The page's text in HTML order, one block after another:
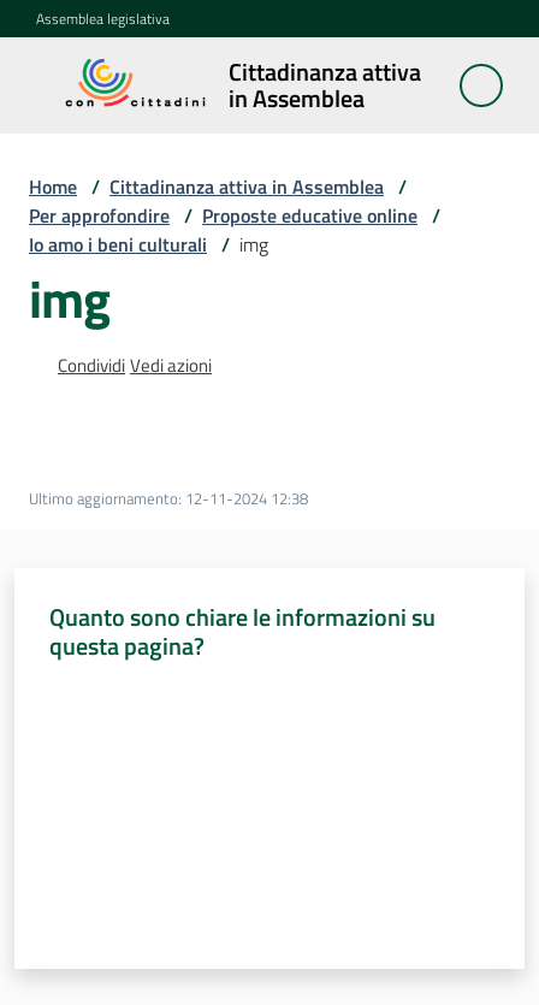
Vai al contenuto
Vai alla navigazione
Vai al footer
Assemblea legislativa
Cittadinanza attiva
in Assemblea
Cittadinanza
attiva in
Concittadini
Porte
itineranti
memoria
Home / Cittadinanza attiva in Assemblea /
Per approfondire / Proposte educative online /
Io amo i beni culturali / img
img
CondividiVedi azioni
Ultimo aggiornamento: 12-11-2024 12:38
Quanto sono chiare le informazioni su
questa pagina?